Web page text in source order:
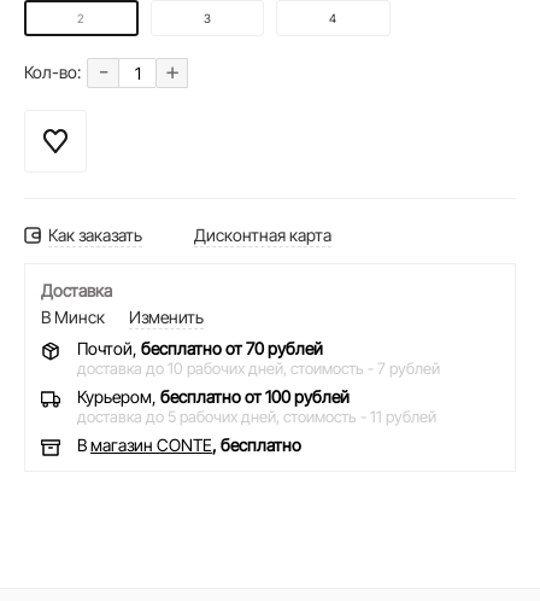
2 3 4
Кол-во: - +
Как заказать Дисконтная карта
Доставка
В Минск
Изменить
Почтой, бесплатно от 70 рублей
доставка до 10 рабочих дней, стоимость - 7 рублей
Курьером, бесплатно от 100 рублей
доставка до 5 рабочих дней, стоимость - 11 рублей
Вмагазин CONTE, бесплатно